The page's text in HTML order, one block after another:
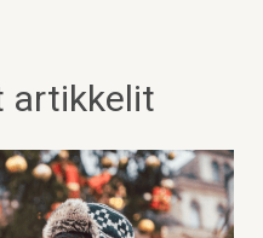
artikkelit